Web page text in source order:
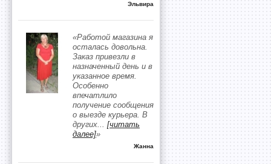
Эльвира
«Работой магазина я
осталась довольна.
Заказ привезли в
назначенный день и в
указанное время.
Особенно
впечатлило
получение сообщения
о выезде курьера. В
других... [читать
далее]»
Жанна